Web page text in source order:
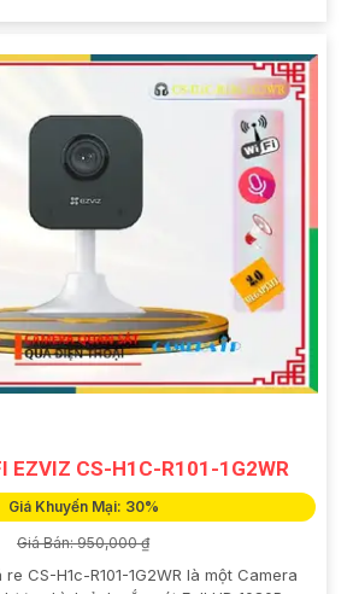
EZVIZ CS-H1C-R101-1G2WR
Giá Khuyến Mại: 30%
Giá Bán: 950,000 ₫
CS-H1c-R101-1G2WR là một Camera